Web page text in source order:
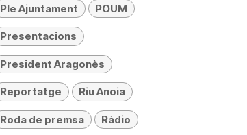
Ple Ajuntament POUM
Presentacions
President Aragonès
Reportatge Riu Anoia
Roda de premsa Ràdio